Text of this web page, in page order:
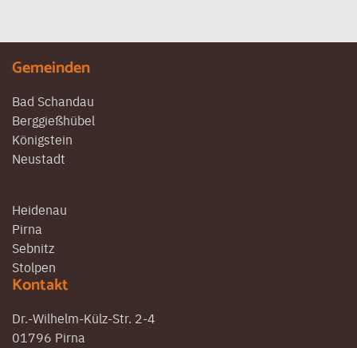
Gemeinden
Bad Schandau
Berggießhübel
Königstein
Neustadt
Heidenau
Pirna
Sebnitz
Stolpen
Kontakt
Dr.-Wilhelm-Külz-Str. 2-4
01796 Pirna